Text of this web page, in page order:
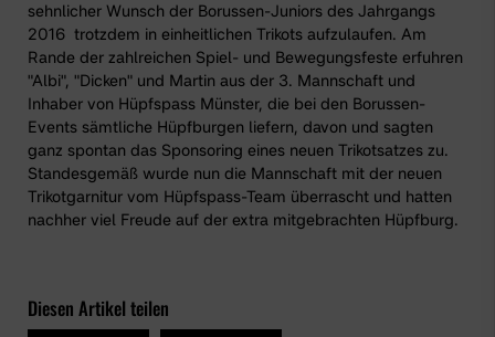
sehnlicher Wunsch der Borussen-Juniors des Jahrgangs
2016 trotzdem in einheitlichen Trikots aufzulaufen. Am
Rande der zahlreichen Spiel- und Bewegungsfeste erfuhren
"Albi", "Dicken" und Martin aus der 3. Mannschaft und
Inhaber von Hüpfspass Münster, die bei den Borussen-
Events sämtliche Hüpfburgen liefern, davon und sagten
ganz spontan das Sponsoring eines neuen Trikotsatzes zu.
Standesgemäß wurde nun die Mannschaft mit der neuen
Trikotgarnitur vom Hüpfspass-Team überrascht und hatten
nachher viel Freude auf der extra mitgebrachten Hüpfburg.
Diesen Artikel teilen